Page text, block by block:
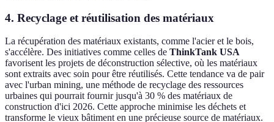
4. Recyclage et réutilisation des matériaux
La récupération des matériaux existants, comme l'acier et le bois,
s'accélère. Des initiatives comme celles de ThinkTank USA
favorisent les projets de déconstruction sélective, où les matériaux
sont extraits avec soin pour être réutilisés. Cette tendance va de pair
avec l'urban mining, une méthode de recyclage des ressources
urbaines qui pourrait fournir jusqu'à 30 % des matériaux de
construction d'ici 2026. Cette approche minimise les déchets et
transforme le vieux bâtiment en une précieuse source de matériaux.